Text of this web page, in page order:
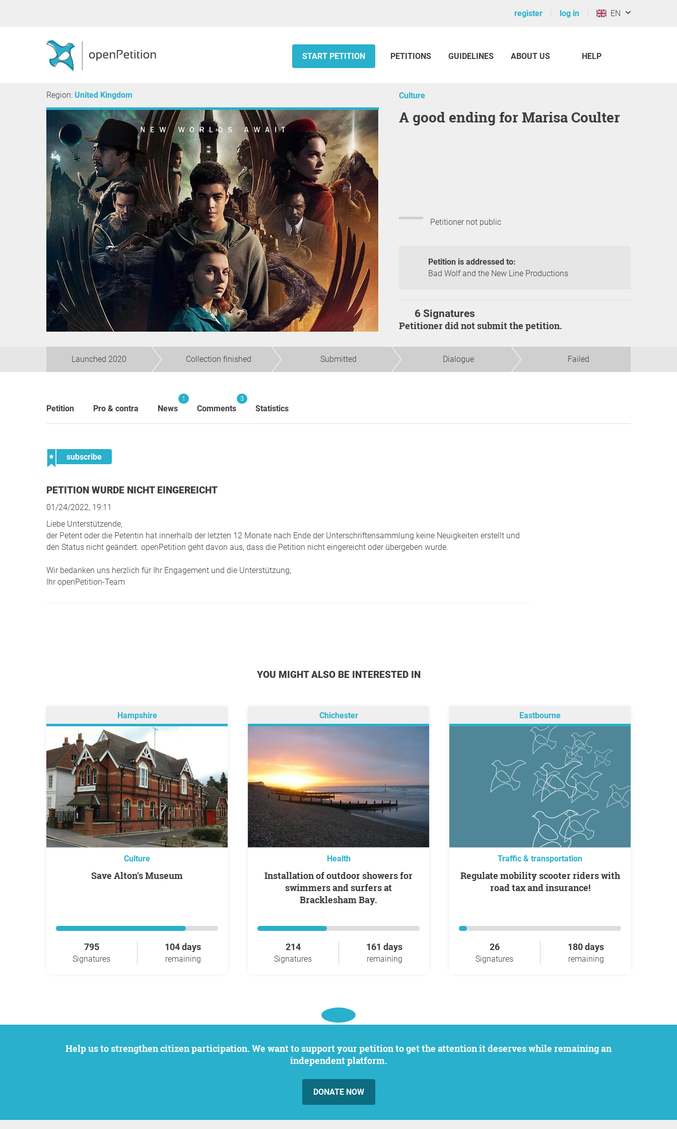
register log in EN
START PETITION PETITIONS GUIDELINES ABOUT US HELP
Region: United Kingdom Culture
A good ending for Marisa Coulter
Petitioner not public
Petition is addressed to:
Bad Wolf and the New Line Productions
6 Signatures
Petitioner did not submit the petition.
Launched 2020 Collection finished Submitted Dialogue Failed
Petition Pro & contra News
1
Comments
3
Statistics
subscribe
PETITION WURDE NICHT EINGEREICHT
01/24/2022, 19:11
Liebe Unterstützende,
der Petent oder die Petentin hat innerhalb der letzten 12 Monate nach Ende der Unterschriftensammlung keine Neuigkeiten erstellt und
den Status nicht geändert. openPetition geht davon aus, dass die Petition nicht eingereicht oder übergeben wurde.
Wir bedanken uns herzlich für Ihr Engagement und die Unterstützung,
Ihr openPetition-Team
YOU MIGHT ALSO BE INTERESTED IN
Hampshire
Culture
Save Alton's Museum
795
Signatures
104 days
remaining
Chichester
Health
Installation of outdoor showers for
swimmers and surfers at
Bracklesham Bay.
214
Signatures
161 days
remaining
Eastbourne
Traffic & transportation
Regulate mobility scooter riders with
road tax and insurance!
26
Signatures
180 days
remaining
Help us to strengthen citizen participation. We want to support your petition to get the attention it deserves while remaining an
independent platform.
DONATE NOW